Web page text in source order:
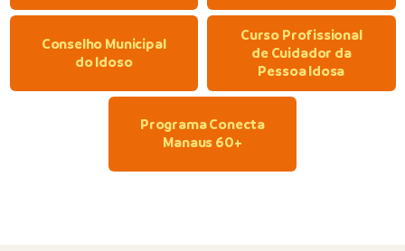
Conselho Municipal
do Idoso
Curso Profissional
de Cuidador da
Pessoa Idosa
Programa Conecta
Manaus 60+